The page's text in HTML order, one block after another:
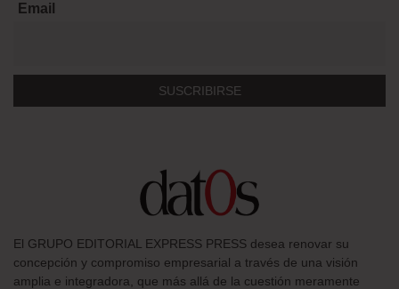
Email
El GRUPO EDITORIAL EXPRESS PRESS desea renovar su
concepción y compromiso empresarial a través de una visión
amplia e integradora, que más allá de la cuestión meramente